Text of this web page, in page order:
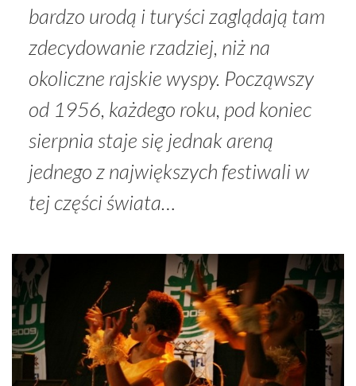
bardzo urodą i turyści zaglądają tam
zdecydowanie rzadziej, niż na
okoliczne rajskie wyspy. Począwszy
od 1956, każdego roku, pod koniec
sierpnia staje się jednak areną
jednego z największych festiwali w
tej części świata…